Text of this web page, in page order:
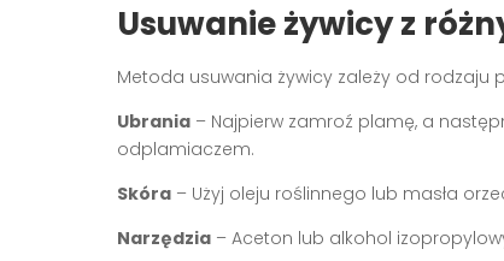
Usuwanie żywicy z
Metoda usuwania żywicy zależy od rodzaju
Ubrania – Najpierw zamroź plamę, a
odplamiaczem.
Skóra – Użyj oleju roślinnego lub masła
Narzędzia – Aceton lub alkohol